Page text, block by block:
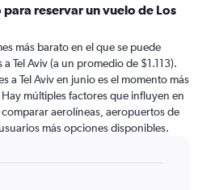
para reservar un vuelo de Los
más barato en el que se puede
Tel Aviv (a un promedio de $1.113).
a Tel Aviv en junio es el momento más
múltiples factores que influyen en
aerolíneas, aeropuertos de
más opciones disponibles.